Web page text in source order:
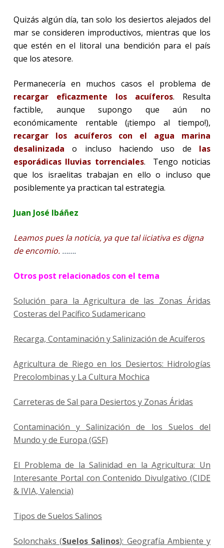
Quizás algún día, tan solo los desiertos alejados del
mar se consideren improductivos, mientras que los
que estén en el litoral una bendición para el país
que los atesore.
Permanecería en muchos casos el problema de
recargar eficazmente los acuíferos. Resulta
factible, aunque supongo que aún no
económicamente rentable (¡tiempo al tiempo!),
recargar los acuíferos con el agua marina
desalinizada o incluso haciendo uso de las
esporádicas lluvias torrenciales.
Tengo noticias
que los israelitas trabajan en ello o incluso que
posiblemente ya practican tal estrategia.
Juan José Ibáñez
Leamos pues la noticia, ya que tal iiciativa es digna
de encomio.…….
Otros post relacionados con el tema
Solución para la Agricultura de las Zonas Áridas
Costeras del Pacífico Sudamericano
Recarga, Contaminación y Salinización de Acuíferos
Agricultura de Riego en los Desiertos: Hidrologías
Precolombinas y La Cultura Mochica
Carreteras de Sal para Desiertos y Zonas Áridas
Contaminación y Salinización de los Suelos del
Mundo y de Europa (GSF)
El Problema de la Salinidad en la Agricultura: Un
Interesante Portal con Contenido Divulgativo (CIDE
& IVIA, Valencia)
Tipos de Suelos Salinos
Solonchaks (Suelos Salinos): Geografía Ambiente y